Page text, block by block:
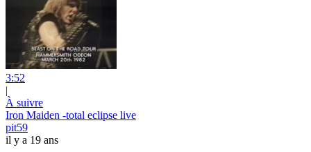
3:52
|
À suivre
Iron Maiden -total eclipse live
pit59
il y a 19 ans